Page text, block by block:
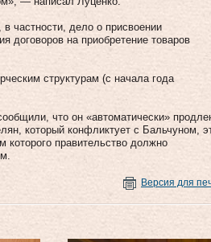
частности, дело о присвоении
договоров на приобретение товаров
структурам (с начала года
что он «автоматически»
который конфликтует с Бальчуном,
которого правительство должно
Версия для